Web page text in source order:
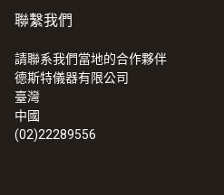
聯繫我們
請聯系我們當地的合作夥伴
德斯特儀器有限公司
臺灣
中國
(02)22289556